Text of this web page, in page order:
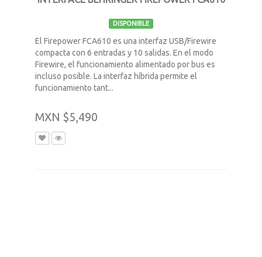
DISPONIBLE
El Firepower FCA610 es una interfaz USB/Firewire
compacta con 6 entradas y 10 salidas. En el modo
Firewire, el funcionamiento alimentado por bus es
incluso posible. La interfaz híbrida permite el
funcionamiento tant...
MXN $5,490